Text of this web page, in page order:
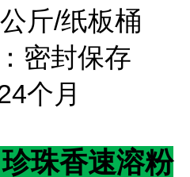
斤/纸板桶
密封保存
个月
珠香速溶粉